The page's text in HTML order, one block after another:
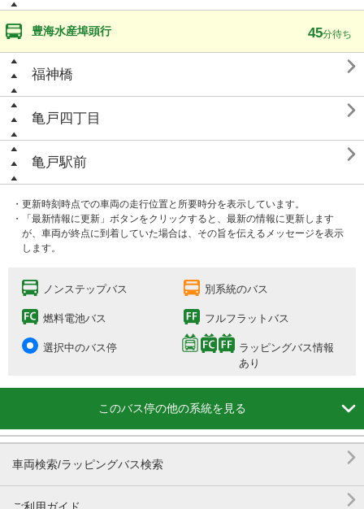
豊海水産埠頭行 45分待ち
福神橋 
亀戸四丁目 
亀戸駅前 
・更新時刻時点での車両の走行位置と所要時分を表示しています。
・「最新情報に更新」ボタンをクリックすると、最新の情報に更新します
が、車両が終点に到着していた場合は、その旨を伝えるメッセージを表示
します。
ノンステップバス 別系統のバス
燃料電池バス フルフラットバス
選択中のバス停
ラッピングバス情報
あり
このバス停の他の系統を見る 
車両検索/ラッピングバス検索 
